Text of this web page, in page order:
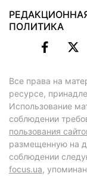
ПОЛИТИКА
Все права на
ресурсе,
Использование
соблюдении
пользования
размещенную на
соблюдении
focus.ua,